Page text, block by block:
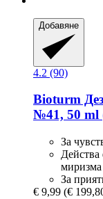
Добавяне
4.2 (90)
Bioturm
№41, 50 ml
За
Действа
миризма
За
€ 9,99 (€